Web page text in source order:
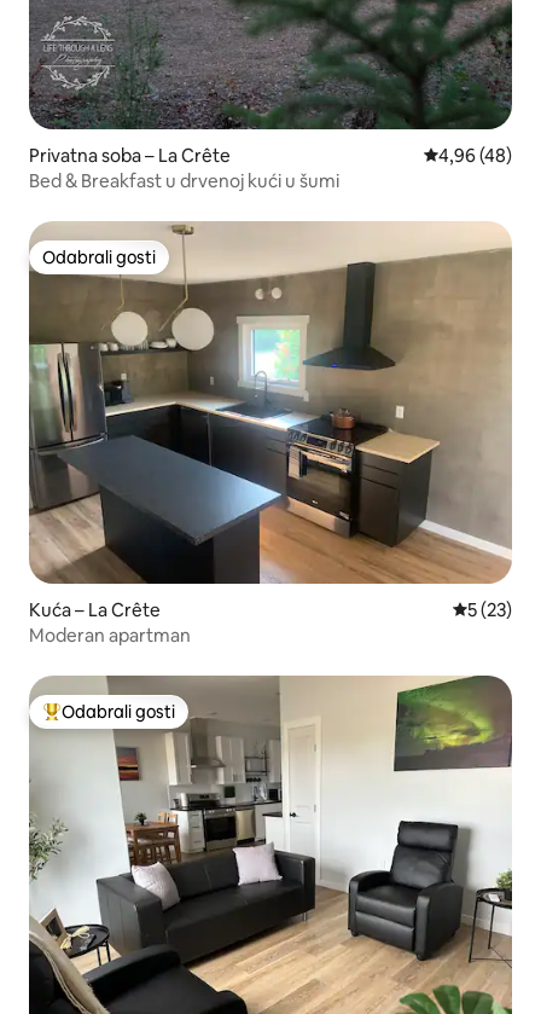
Privatna soba – La Crête Prosječna
4,96 (48)
Bed & Breakfast u drvenoj kući u šumi
Odabrali gosti
Odabrali gosti
Kuća – La Crête Prosječna
5 (23)
Moderan apartman
Među najviše rangiranima s oznakom „Odabrali gosti”
Odabrali gosti